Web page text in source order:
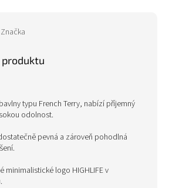
Značka
typu French Terry, nabízí příjemný
odolnost.
pevná a zároveň pohodlná
minimalistické logo HIGHLIFE v